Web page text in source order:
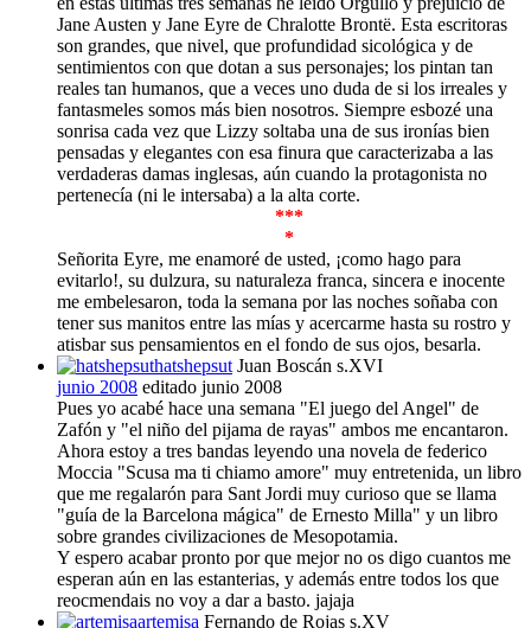
Jane Austen y Jane Eyre de Chralotte Brontë. Esta escritoras
son grandes, que nivel, que profundidad sicológica y de
sentimientos con que dotan a sus personajes; los pintan tan
reales tan humanos, que a veces uno duda de si los irreales y
fantasmeles somos más bien nosotros. Siempre esbozé una
sonrisa cada vez que Lizzy soltaba una de sus ironías bien
pensadas y elegantes con esa finura que caracterizaba a las
verdaderas damas inglesas, aún cuando la protagonista no
pertenecía (ni le intersaba) a la alta corte.
***
*
Señorita Eyre, me enamoré de usted, ¡como hago para
evitarlo!, su dulzura, su naturaleza franca, sincera e inocente
me embelesaron, toda la semana por las noches soñaba con
tener sus manitos entre las mías y acercarme hasta su rostro y
atisbar sus pensamientos en el fondo de sus ojos, besarla.
hatshepsut Juan Boscán s.XVI
junio 2008 editado junio 2008
Pues yo acabé hace una semana "El juego del Angel" de
Zafón y "el niño del pijama de rayas" ambos me encantaron.
Ahora estoy a tres bandas leyendo una novela de federico
Moccia "Scusa ma ti chiamo amore" muy entretenida, un libro
que me regalarón para Sant Jordi muy curioso que se llama
"guía de la Barcelona mágica" de Ernesto Milla" y un libro
sobre grandes civilizaciones de Mesopotamia.
Y espero acabar pronto por que mejor no os digo cuantos me
esperan aún en las estanterias, y además entre todos los que
reocmendais no voy a dar a basto. jajaja
artemisa Fernando de Rojas s.XV